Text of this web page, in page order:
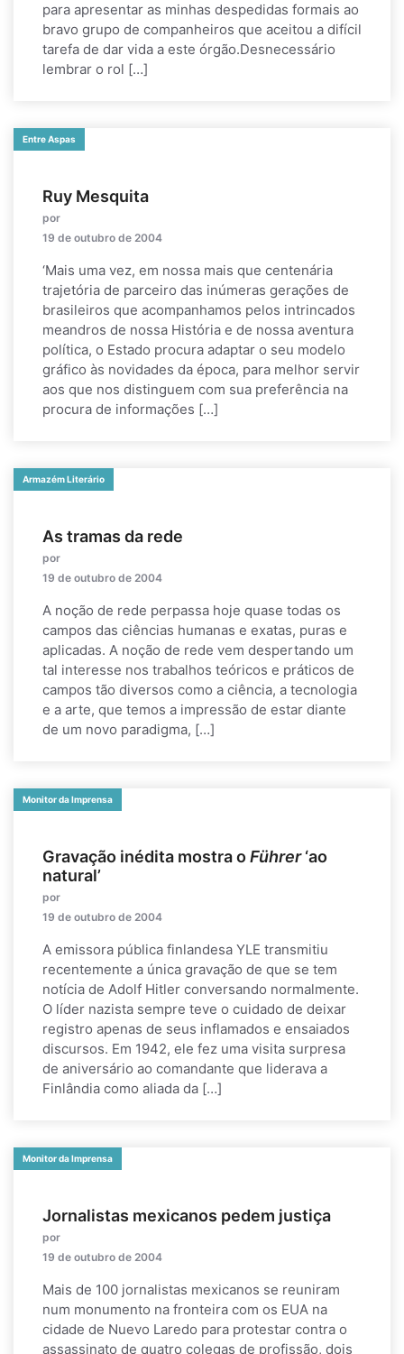
para apresentar as minhas despedidas formais ao
bravo grupo de companheiros que aceitou a difícil
tarefa de dar vida a este órgão.Desnecessário
lembrar o rol […]
Entre Aspas
Ruy Mesquita
por
19 de outubro de 2004
‘Mais uma vez, em nossa mais que centenária
trajetória de parceiro das inúmeras gerações de
brasileiros que acompanhamos pelos intrincados
meandros de nossa História e de nossa aventura
política, o Estado procura adaptar o seu modelo
gráfico às novidades da época, para melhor servir
aos que nos distinguem com sua preferência na
procura de informações […]
Armazém Literário
As tramas da rede
por
19 de outubro de 2004
A noção de rede perpassa hoje quase todas os
campos das ciências humanas e exatas, puras e
aplicadas. A noção de rede vem despertando um
tal interesse nos trabalhos teóricos e práticos de
campos tão diversos como a ciência, a tecnologia
e a arte, que temos a impressão de estar diante
de um novo paradigma, […]
Monitor da Imprensa
Gravação inédita mostra oFührer‘ao
natural’
por
19 de outubro de 2004
A emissora pública finlandesa YLE transmitiu
recentemente a única gravação de que se tem
notícia de Adolf Hitler conversando normalmente.
O líder nazista sempre teve o cuidado de deixar
registro apenas de seus inflamados e ensaiados
discursos. Em 1942, ele fez uma visita surpresa
de aniversário ao comandante que liderava a
Finlândia como aliada da […]
Monitor da Imprensa
Jornalistas mexicanos pedem justiça
por
19 de outubro de 2004
Mais de 100 jornalistas mexicanos se reuniram
num monumento na fronteira com os EUA na
cidade de Nuevo Laredo para protestar contra o
assassinato de quatro colegas de profissão, dois